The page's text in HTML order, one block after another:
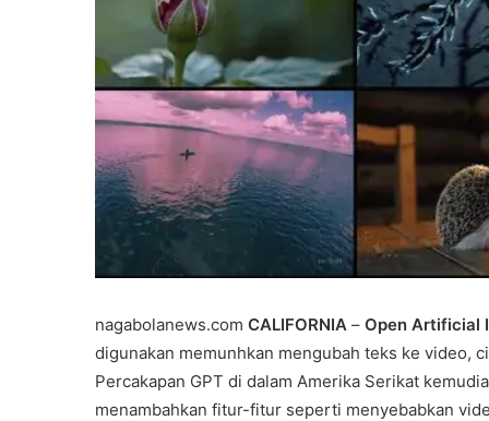
nagabolanews.com CALIFORNIA – Open Artificial
digunakan memunhkan mengubah teks ke video,
Percakapan GPT di dalam Amerika Serikat
menambahkan fitur-fitur seperti menyebabkan